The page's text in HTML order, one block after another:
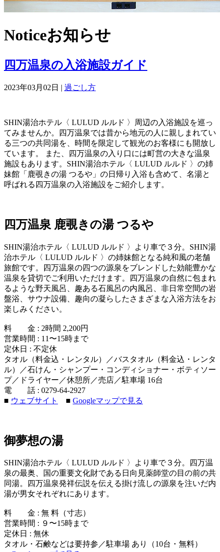
Noticeお知らせ
四万温泉の入浴施設ガイド
2023年03月02日 | 過ごし方
SHIN湯治ホテル〈 LULUD ルルド 〉周辺の入浴施設を巡っ
てみませんか。四万温泉では昔から地元の人に親しまれてい
る三つの共同湯を、時間を限定して観光のお客様にも開放し
ています。 また、四万温泉の入り口には町営の大きな温泉
施設もあります。SHIN湯治ホテル〈 LULUD ルルド 〉の姉
妹館「鹿覗きの湯 つるや」の日帰り入浴も含めて、名湯と
呼ばれる四万温泉の入浴施設をご紹介します。
四万温泉 鹿覗きの湯 つるや
SHIN湯治ホテル〈 LULUD ルルド 〉より車で３分。SHIN湯
治ホテル〈 LULUD ルルド 〉の姉妹館となる純和風の老舗
旅館です。四万温泉の四つの源泉をブレンドした効能豊かな
温泉を貸切でご利用いただけます。四万温泉の自然に包まれ
るような野天風呂、趣ある石風呂の内風呂、非日常空間の岩
盤浴、サウナ設備、趣向の凝らしたさまざまな入浴方法をお
楽しみください。
料 金 : 2時間 2,200円
営業時間 : 11〜15時まで
定休日 : 不定休
タオル（料金込・レンタル）／バスタオル（料金込・レンタ
ル）／石けん・シャンプー・コンディショナー・ボティソー
プ／ドライヤー／休憩所／売店／駐車場 16台
電 話 : 0279-64-2927
■ ウェブサイト ■ Googleマップで見る
御夢想の湯
SHIN湯治ホテル〈 LULUD ルルド 〉より車で３分。四万温
泉の最奥、国の重要文化財である日向見薬師堂の目の前の共
同湯。四万温泉発祥伝説を伝える掛け流しの源泉を注いだ内
湯が男女それぞれにあります。
料 金 : 無 料（寸志）
営業時間 : ９〜15時まで
定休日 : 無休
タオル・石鹸などは要持参／駐車場 あり（10台・無料）